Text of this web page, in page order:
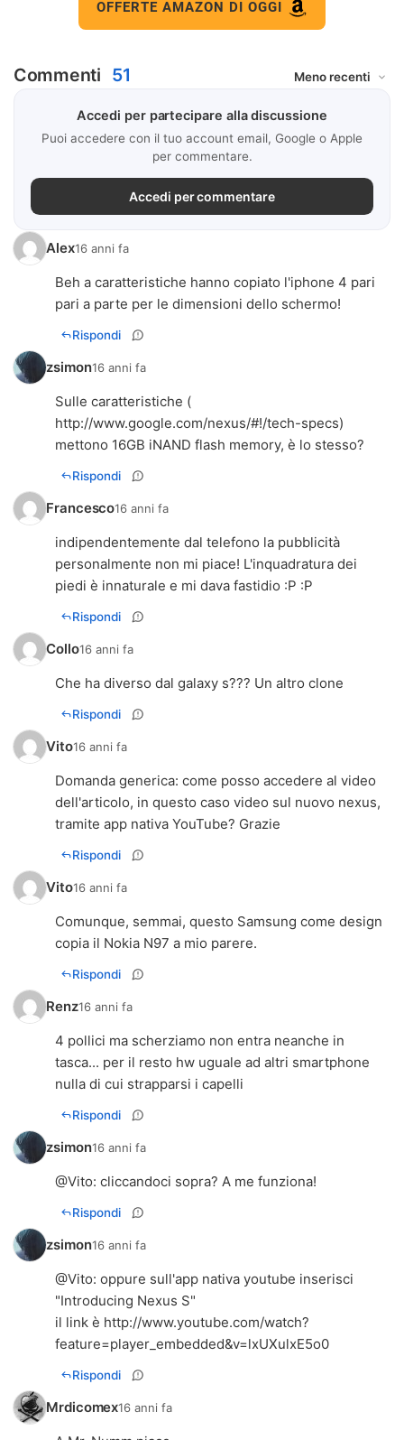
OFFERTE AMAZON DI OGGI
Commenti 51
Accedi per partecipare alla discussione
Puoi accedere con il tuo account email, Google o Apple
per commentare.
Accedi per commentare
Alex16 anni fa
Beh a caratteristiche hanno copiato l'iphone 4 pari
pari a parte per le dimensioni dello schermo!
Rispondi
zsimon16 anni fa
Sulle caratteristiche (
http://www.google.com/nexus/#!/tech-specs)
mettono 16GB iNAND flash memory, è lo stesso?
Rispondi
Francesco16 anni fa
indipendentemente dal telefono la pubblicità
personalmente non mi piace! L'inquadratura dei
piedi è innaturale e mi dava fastidio :P :P
Rispondi
Collo16 anni fa
Che ha diverso dal galaxy s??? Un altro clone
Rispondi
Vito16 anni fa
Domanda generica: come posso accedere al video
dell'articolo, in questo caso video sul nuovo nexus,
tramite app nativa YouTube? Grazie
Rispondi
Vito16 anni fa
Comunque, semmai, questo Samsung come design
copia il Nokia N97 a mio parere.
Rispondi
Renz16 anni fa
4 pollici ma scherziamo non entra neanche in
tasca... per il resto hw uguale ad altri smartphone
nulla di cui strapparsi i capelli
Rispondi
zsimon16 anni fa
@Vito: cliccandoci sopra? A me funziona!
Rispondi
zsimon16 anni fa
@Vito: oppure sull'app nativa youtube inserisci
"Introducing Nexus S"
il link è http://www.youtube.com/watch?
feature=player_embedded&v=lxUXulxE5o0
Rispondi
Mrdicomex16 anni fa